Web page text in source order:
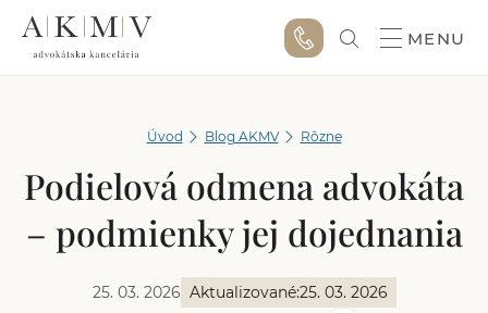
MENU
Úvod Blog AKMV Rôzne
Podielová odmena advokáta
– podmienky jej dojednania
25. 03. 2026 Aktualizované:25. 03. 2026